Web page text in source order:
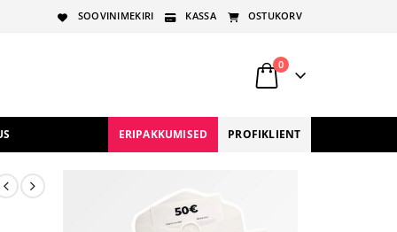
SOOVINIMEKIRI KASSA OSTUKORV
0
ERIPAKKUMISED PROFIKLIENT